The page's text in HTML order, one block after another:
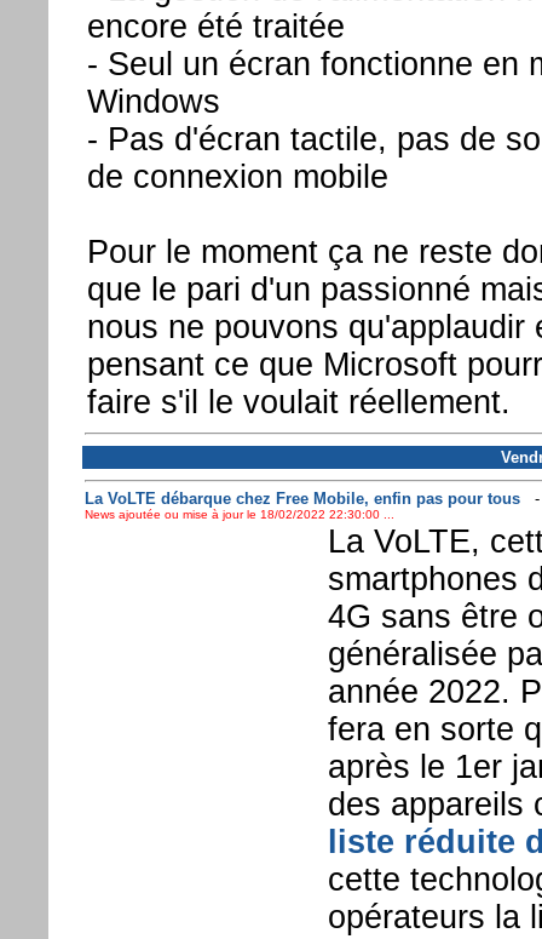
encore été traitée
- Seul un écran fonctionne en
Windows
- Pas d'écran tactile, pas de
de connexion mobile
Pour le moment ça ne reste
que le pari d'un passionné
nous ne pouvons qu'applaudir
pensant ce que Microsoft
faire s'il le voulait réellement.
La VoLTE débarque chez Free Mobile, enfin pas pour tous
News ajoutée ou mise à jour le 18/02/2022 22:30:00 ...
La VoLTE,
smartphones
4G sans être
généralisée
année 2022.
fera en sorte
après le 1er
des appareils
liste réduite
cette
opérateurs la